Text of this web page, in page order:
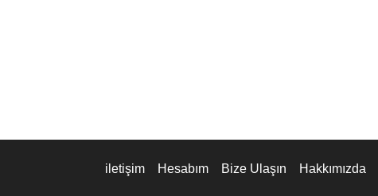
iletişim Hesabım Bize Ulaşın Hakkımızda